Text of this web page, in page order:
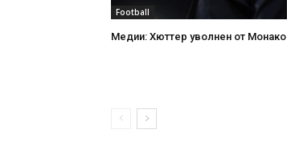
Football
Медии: Хюттер уволнен от Монако